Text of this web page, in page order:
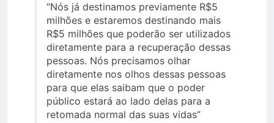
“Nós já destinamos previamente R$5
milhões e estaremos destinando mais
R$5 milhões que poderão ser utilizados
diretamente para a recuperação dessas
pessoas. Nós precisamos olhar
diretamente nos olhos dessas pessoas
para que elas saibam que o poder
público estará ao lado delas para a
retomada normal das suas vidas”